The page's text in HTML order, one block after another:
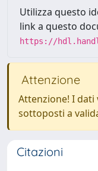
Utilizza questo
link a questo
https://
Attenzione
Attenzione! I dati
sottoposti a
Citazioni